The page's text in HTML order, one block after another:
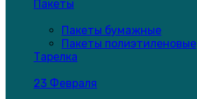
Пакеты
Пакеты бумажные
Пакеты полиэтиленовые
Тарелка
23 Февраля